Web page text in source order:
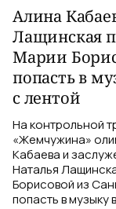
Алина
Лащинская
Марии
попасть в
с лентой
На контрольной
«Жемчужина»
Кабаева и
Наталья
Борисовой из
попасть в музыку